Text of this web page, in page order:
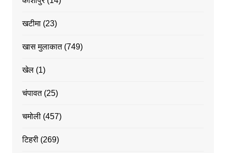
खटीमा(23)
खास मुलाकात(749)
खेल(1)
चंपावत(25)
चमोली(457)
टिहरी(269)